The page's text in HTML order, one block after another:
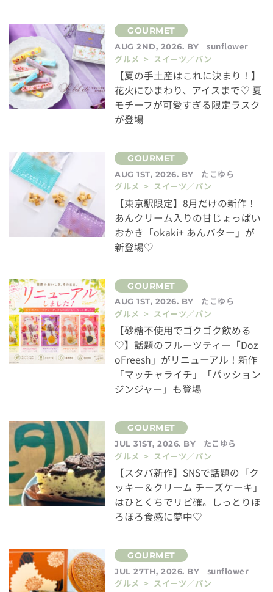
AUG 2ND, 2026. BY
sunflower
グルメ > スイーツ／パン
【夏の手土産はこれに決まり！】
花火にひまわり、アイスまで♡ 夏
モチーフが可愛すぎる限定ラスク
が登場
AUG 1ST, 2026. BY
たこゆら
グルメ > スイーツ／パン
【東京駅限定】8月だけの新作！
あんクリーム入りの甘じょっぱい
おかき「okaki+ あんバター」が
新登場♡
AUG 1ST, 2026. BY
たこゆら
グルメ > スイーツ／パン
【砂糖不使用でゴクゴク飲める
♡】話題のフルーツティー「Doz
oFreesh」がリニューアル！新作
「マッチャライチ」「パッション
ジンジャー」も登場
JUL 31ST, 2026. BY
たこゆら
グルメ > スイーツ／パン
【スタバ新作】SNSで話題の「ク
ッキー＆クリーム チーズケーキ」
はひとくちでリピ確。しっとりほ
ろほろ食感に夢中♡
JUL 27TH, 2026. BY
sunflower
グルメ > スイーツ／パン